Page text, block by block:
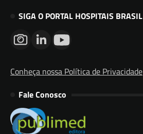
SIGA O PORTAL HOSPITAIS BRASIL
Conheça nossa Política de Privacidade
Fale Conosco